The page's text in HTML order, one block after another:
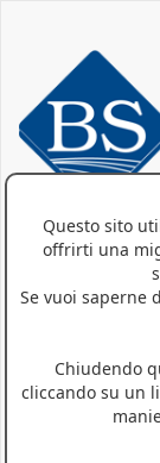
Questo sito
offrirti una
Se vuoi saperne
Chiudendo
cliccando su un
Home
Chi siamo
Referenze